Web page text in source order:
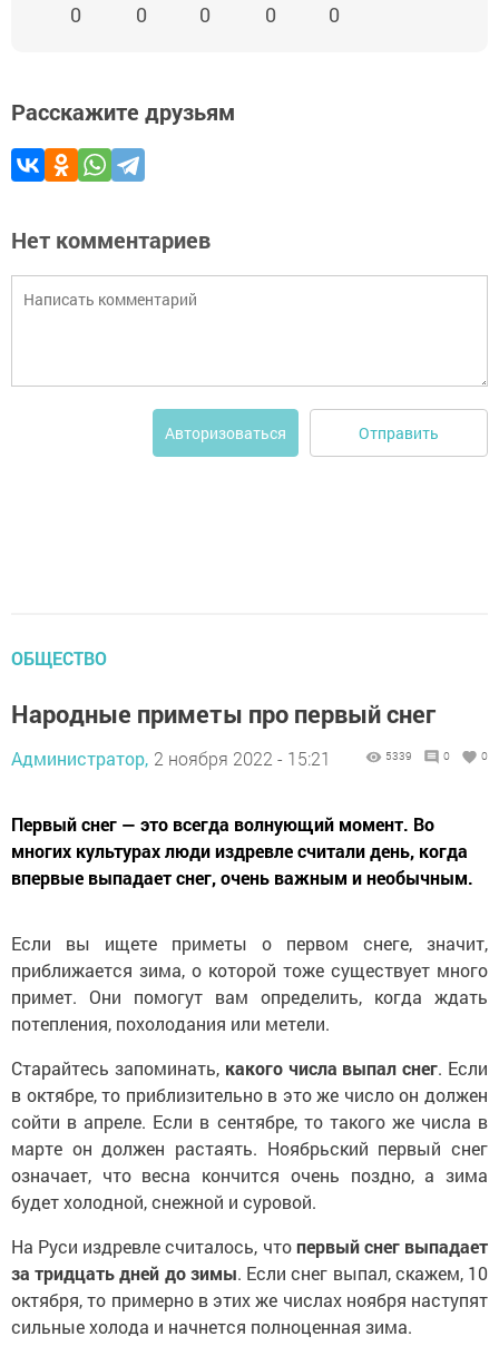
0 0 0 0 0
Расскажите друзьям
Нет комментариев
Авторизоваться Отправить
ОБЩЕСТВО
Народные приметы про первый снег
Администратор, 2 ноября 2022 - 15:21 5339 0 0
Первый снег — это всегда волнующий момент. Во
многих культурах люди издревле считали день, когда
впервые выпадает снег, очень важным и необычным.
Если вы ищете приметы о первом снеге, значит,
приближается зима, о которой тоже существует много
примет. Они помогут вам определить, когда ждать
потепления, похолодания или метели.
Старайтесь запоминать, какого числа выпал снег. Если
в октябре, то приблизительно в это же число он должен
сойти в апреле. Если в сентябре, то такого же числа в
марте он должен растаять. Ноябрьский первый снег
означает, что весна кончится очень поздно, а зима
будет холодной, снежной и суровой.
На Руси издревле считалось, чтопервый снег выпадает
за тридцать дней до зимы. Если снег выпал, скажем, 10
октября, то примерно в этих же числах ноября наступят
сильные холода и начнется полноценная зима.